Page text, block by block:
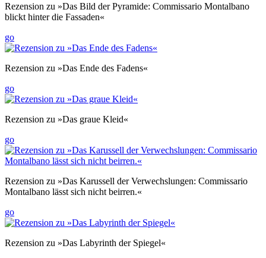
Rezension zu »Das Bild der Pyramide: Commissario Montalbano
blickt hinter die Fassaden«
go
Rezension zu »Das Ende des Fadens«
go
Rezension zu »Das graue Kleid«
go
Rezension zu »Das Karussell der Verwechslungen: Commissario
Montalbano lässt sich nicht beirren.«
go
Rezension zu »Das Labyrinth der Spiegel«